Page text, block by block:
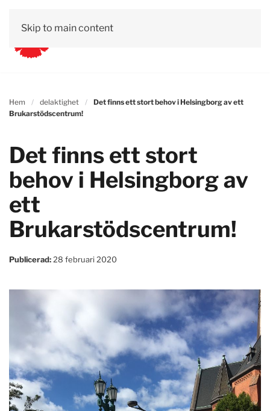
Skip to main content
Hem delaktighet
Det finns ett stort behov i Helsingborg av ett
Brukarstödscentrum!
Det finns ett stort
behov i Helsingborg av
ett
Brukarstödscentrum!
Publicerad: 28 februari 2020